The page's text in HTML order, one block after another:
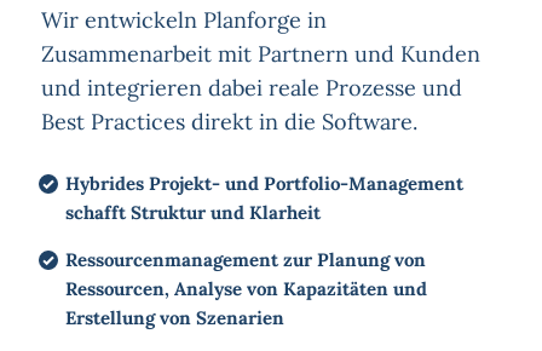
Wir entwickeln Planforge in
Zusammenarbeit mit Partnern und Kunden
und integrieren dabei reale Prozesse und
Best Practices direkt in die Software.
Hybrides Projekt- und Portfolio-Management
schafft Struktur und Klarheit
Ressourcenmanagement zur Planung von
Ressourcen, Analyse von Kapazitäten und
Erstellung von Szenarien